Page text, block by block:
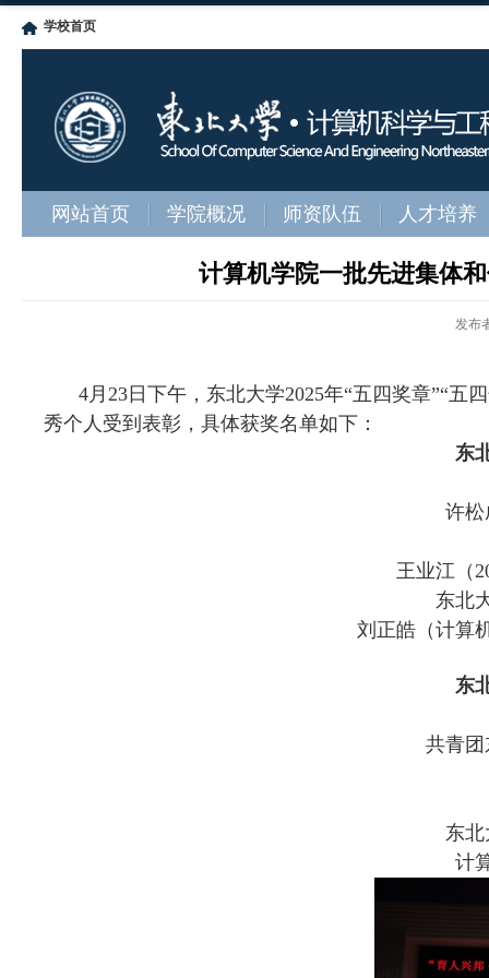
学校首页
网站首页 学院概况 师资队伍 人才培养
计算机学院一批先进集体
发布
4月 23日下午，东北大学2025年“五四奖章”“五
秀个人受到表彰，具体获奖名单如下：
东
许松
王业江（
东北
刘正皓（计算
东
共青
东
计